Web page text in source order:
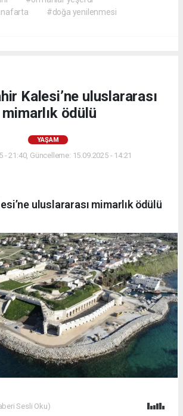
#doğa yenilenmesi
Kalesi’ne uluslararası
mimarlık ödülü
YAŞAM
- 21:40, Güncelleme: 15.09.2025 - 14:21
uluslararası mimarlık ödülü
Sesli Oku)